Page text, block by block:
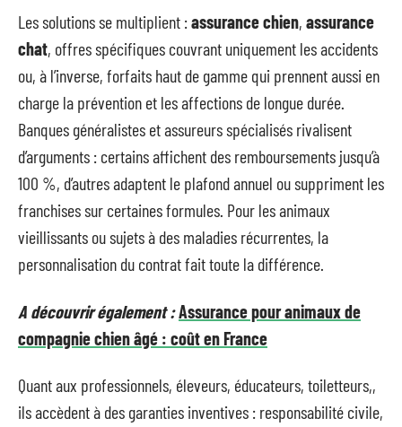
Les solutions se multiplient :assurance chien, assurance
chat, offres spécifiques couvrant uniquement les accidents
ou, à l’inverse, forfaits haut de gamme qui prennent aussi en
charge la prévention et les affections de longue durée.
Banques généralistes et assureurs spécialisés rivalisent
d’arguments : certains affichent des remboursements jusqu’à
100 %, d’autres adaptent le plafond annuel ou suppriment les
franchises sur certaines formules. Pour les animaux
vieillissants ou sujets à des maladies récurrentes, la
personnalisation du contrat fait toute la différence.
A découvrir également :Assurance pour animaux de
compagnie chien âgé : coût en France
Quant aux professionnels, éleveurs, éducateurs, toiletteurs,,
ils accèdent à des garanties inventives : responsabilité civile,